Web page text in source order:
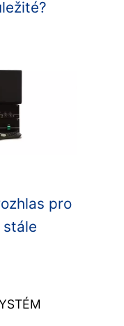
pro
stále